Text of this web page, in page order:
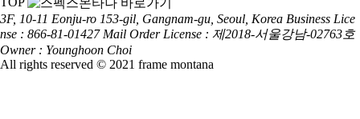
3F, 10-11 Eonju-ro 153-gil, Gangnam-gu, Seoul, Korea Business Lice
nse : 866-81-01427 Mail Order License : 제2018-서울강남-02763호
Owner : Younghoon Choi
All rights reserved © 2021 frame montana